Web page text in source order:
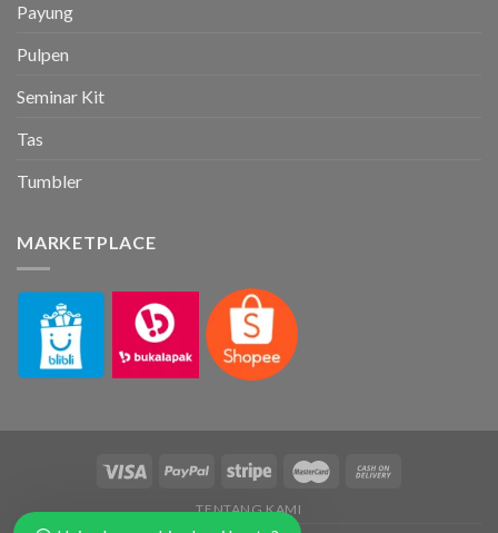
Payung
Pulpen
Seminar Kit
Tas
Tumbler
MARKETPLACE
TENTANG KAMI